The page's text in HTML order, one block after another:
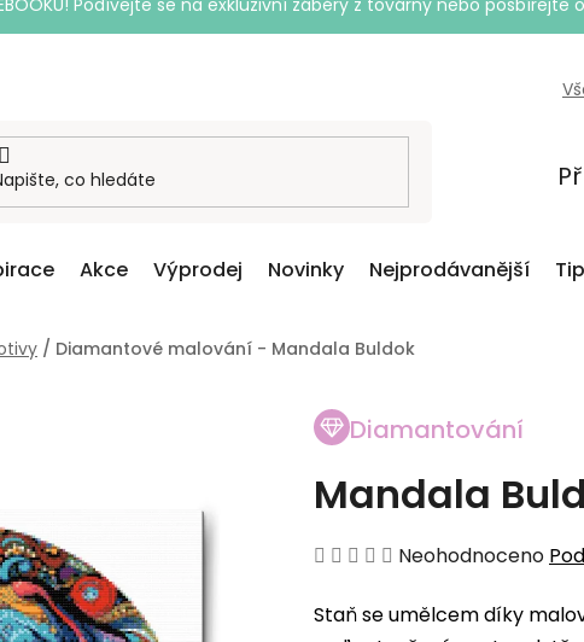
Podívejte se na exkluzivní záběry z továrny nebo
Akce Výprodej Novinky Nejprodávanější
/ Diamantové malování - Mandala Buldok
Diamantování
Mandala
Průměrné
produktu
Neohodnoceno
Staň se umělcem díky